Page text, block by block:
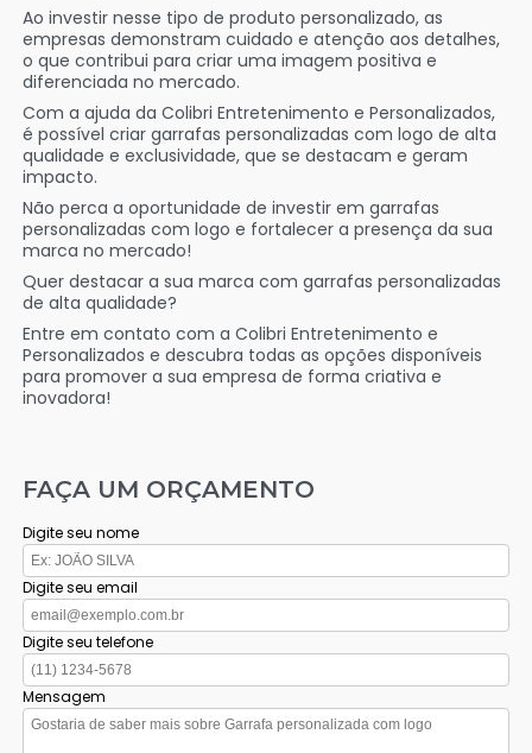
Ao investir nesse tipo de produto personalizado, as
empresas demonstram cuidado e atenção aos detalhes,
o que contribui para criar uma imagem positiva e
diferenciada no mercado.
Com a ajuda da Colibri Entretenimento e Personalizados,
é possível criar garrafas personalizadas com logo de alta
qualidade e exclusividade, que se destacam e geram
impacto.
Não perca a oportunidade de investir em garrafas
personalizadas com logo e fortalecer a presença da sua
marca no mercado!
Quer destacar a sua marca com garrafas personalizadas
de alta qualidade?
Entre em contato com a Colibri Entretenimento e
Personalizados e descubra todas as opções disponíveis
para promover a sua empresa de forma criativa e
inovadora!
FAÇA UM ORÇAMENTO
Digite seu nome
Digite seu email
Digite seu telefone
Mensagem